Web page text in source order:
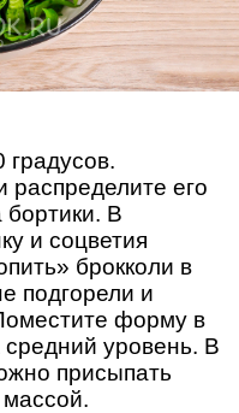
градусов.
его
бортики. В
и соцветия
брокколи в
подгорели и
форму в
уровень. В
присыпать